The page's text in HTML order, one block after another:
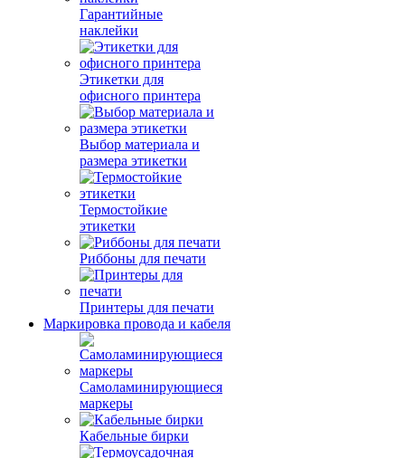
Гарантийные
наклейки
Этикетки для
офисного принтера
Выбор материала и
размера этикетки
Термостойкие
этикетки
Риббоны для печати
Принтеры для печати
Маркировка провода и кабеля
Самоламинирующиеся
маркеры
Кабельные бирки